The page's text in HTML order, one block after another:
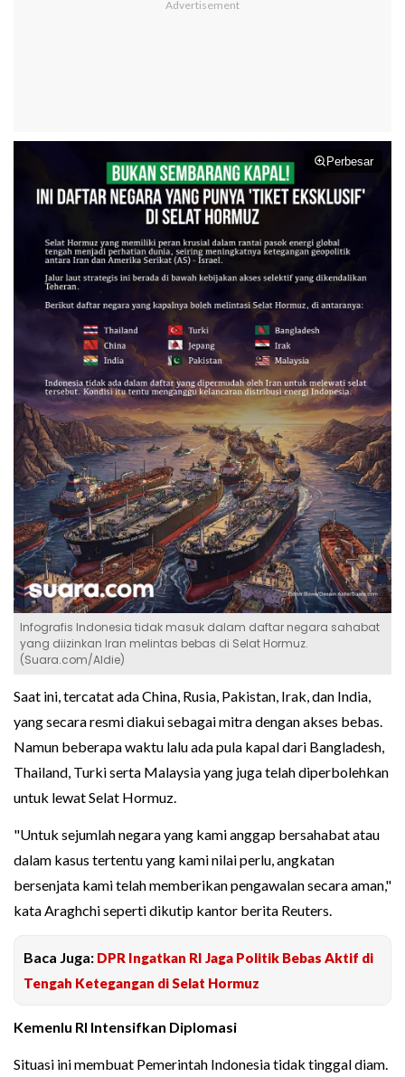
Perbesar
Infografis Indonesia tidak masuk dalam daftar negara sahabat
yang diizinkan Iran melintas bebas di Selat Hormuz.
(Suara.com/Aldie)
Saat ini, tercatat ada China, Rusia, Pakistan, Irak, dan India,
yang secara resmi diakui sebagai mitra dengan akses bebas.
Namun beberapa waktu lalu ada pula kapal dari Bangladesh,
Thailand, Turki serta Malaysia yang juga telah diperbolehkan
untuk lewat Selat Hormuz.
"Untuk sejumlah negara yang kami anggap bersahabat atau
dalam kasus tertentu yang kami nilai perlu, angkatan
bersenjata kami telah memberikan pengawalan secara aman,"
kata Araghchi seperti dikutip kantor berita Reuters.
Baca Juga: DPR Ingatkan RI Jaga Politik Bebas Aktif di
Tengah Ketegangan di Selat Hormuz
Kemenlu RI Intensifkan Diplomasi
Situasi ini membuat Pemerintah Indonesia tidak tinggal diam.